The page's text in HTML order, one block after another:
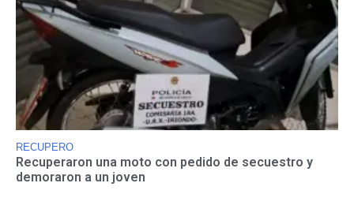
RECUPERO
Recuperaron una moto con pedido de secuestro y
demoraron a un joven